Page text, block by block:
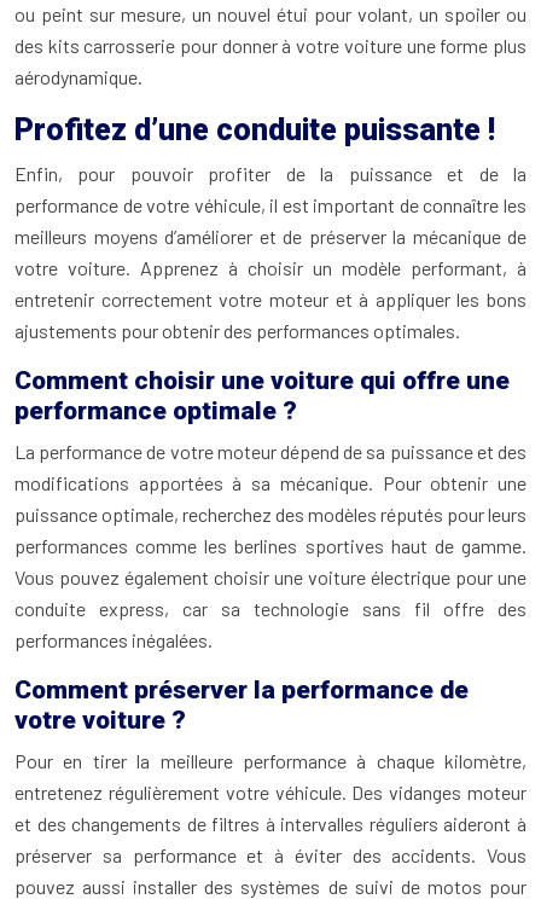
ou peint sur mesure, un nouvel étui pour volant, un spoiler ou
des kits carrosserie pour donner à votre voiture une forme plus
aérodynamique.
Profitez d’une conduite puissante !
Enfin, pour pouvoir profiter de la puissance et de la
performance de votre véhicule, il est important de connaître les
meilleurs moyens d’améliorer et de préserver la mécanique de
votre voiture. Apprenez à choisir un modèle performant, à
entretenir correctement votre moteur et à appliquer les bons
ajustements pour obtenir des performances optimales.
Comment choisir une voiture qui offre une
performance optimale ?
La performance de votre moteur dépend de sa puissance et des
modifications apportées à sa mécanique. Pour obtenir une
puissance optimale, recherchez des modèles réputés pour leurs
performances comme les berlines sportives haut de gamme.
Vous pouvez également choisir une voiture électrique pour une
conduite express, car sa technologie sans fil offre des
performances inégalées.
Comment préserver la performance de
votre voiture ?
Pour en tirer la meilleure performance à chaque kilomètre,
entretenez régulièrement votre véhicule. Des vidanges moteur
et des changements de filtres à intervalles réguliers aideront à
préserver sa performance et à éviter des accidents. Vous
pouvez aussi installer des systèmes de suivi de motos pour